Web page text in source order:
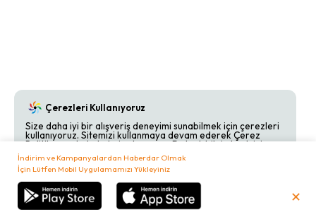
İndirim ve Kampanyalardan Haberdar Olmak
İçin Lütfen Mobil Uygulamamızı Yükleyiniz
✕
Sepetim 0,00
Çerezleri Kullanıyoruz
Size daha iyi bir alışveriş deneyimi sunabilmek için çerezleri
kullanıyoruz. Sitemizi kullanmaya devam ederek Çerez
Politikamızı kabul etmiş olursunuz. Detaylı bilgi almak için
Çerez Politikamızı
inceleyebilirsiniz.
Kabul Et